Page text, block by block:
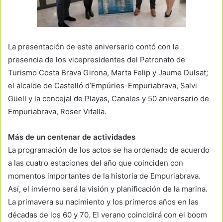
La presentación de este aniversario contó con la
presencia de los vicepresidentes del Patronato de
Turismo Costa Brava Girona, Marta Felip y Jaume Dulsat;
el alcalde de Castelló d’Empúries-Empuriabrava, Salvi
Güell y la concejal de Playas, Canales y 50 aniversario de
Empuriabrava, Roser Vitalla.
Más de un centenar de actividades
La programación de los actos se ha ordenado de acuerdo
a las cuatro estaciones del año que coinciden con
momentos importantes de la historia de Empuriabrava.
Así, el invierno será la visión y planificación de la marina.
La primavera su nacimiento y los primeros años en las
décadas de los 60 y 70. El verano coincidirá con el boom